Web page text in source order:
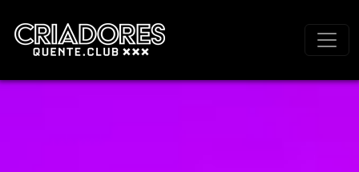
Navegação principal